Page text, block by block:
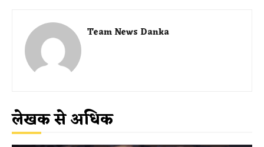
Team News Danka
लेखक से अधिक